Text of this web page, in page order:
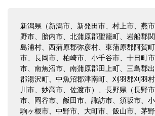
新潟県（新潟市、新発田市、村上市、燕
野市、胎内市、北蒲原郡聖籠町、岩船郡
島浦村、西蒲原郡弥彦村、東蒲原郡阿賀
市、長岡市、柏崎市、小千谷市、十日町
市、南魚沼市、南蒲原郡田上町、三島郡
郡湯沢町、中魚沼郡津南町、刈羽郡刈羽
川市、妙高市、佐渡市）、長野県（長野
市、岡谷市、飯田市、諏訪市、須坂市、小
駒ヶ根市、中野市、大町市、飯山市、茅